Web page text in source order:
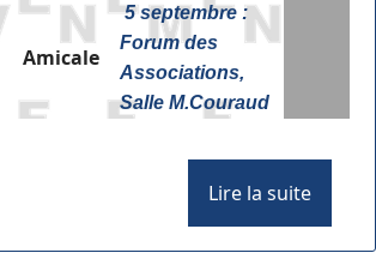
Amicale
5 septembre :
Forum des
Associations,
Salle M.Couraud
Lire la suite